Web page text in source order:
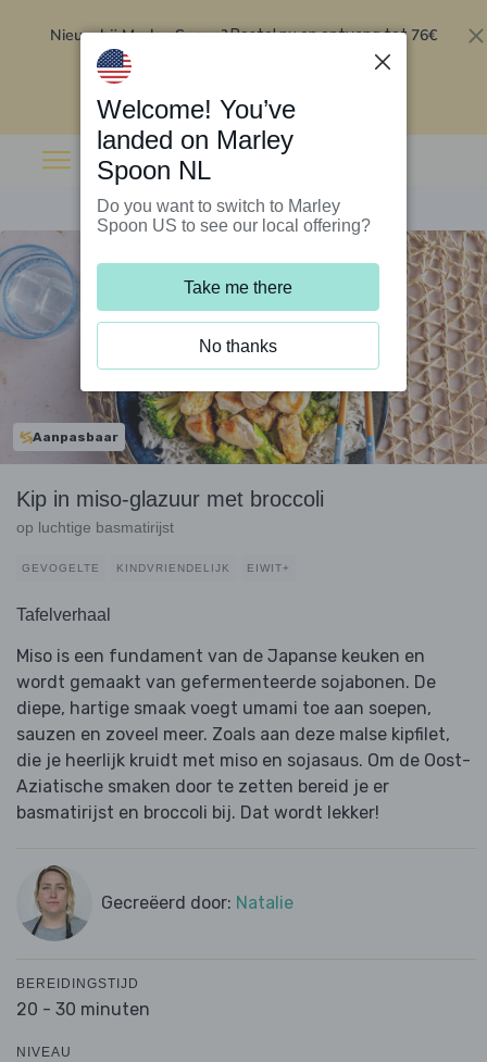
Nieuw bij Marley Spoon?Bestel nu en ontvang tot 76€
Aanpasbaar
Kip in miso-glazuur met broccoli
op luchtige basmatirijst
GEVOGELTE KINDVRIENDELIJK EIWIT+
Tafelverhaal
Miso is een fundament van de Japanse keuken en
wordt gemaakt van gefermenteerde sojabonen. De
diepe, hartige smaak voegt umami toe aan soepen,
sauzen en zoveel meer. Zoals aan deze malse kipfilet,
die je heerlijk kruidt met miso en sojasaus. Om de Oost-
Aziatische smaken door te zetten bereid je er
basmatirijst en broccoli bij. Dat wordt lekker!
Gecreëerd door: Natalie
BEREIDINGSTIJD
20 - 30 minuten
NIVEAU
Welcome! You’ve
landed on Marley
Spoon NL
Do you want to switch to Marley
Spoon US to see our local offering?
Take me there
No thanks